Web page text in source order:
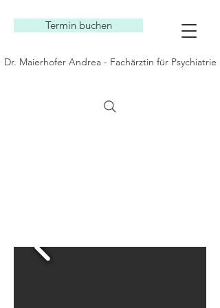
Dr. Maierhofer Andrea - Fachärztin für Psychiatrie
Termin buchen